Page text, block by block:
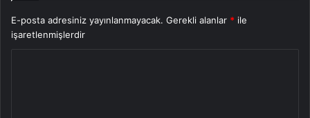
E-posta adresiniz yayınlanmayacak. Gerekli alanlar * ile
işaretlenmişlerdir